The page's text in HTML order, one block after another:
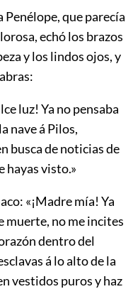
que parecía
echó los brazos
y los lindos ojos, y
luz! Ya no pensaba
nave á Pilos,
busca de noticias de
hayas visto.»
«¡Madre mía! Ya
muerte, no me incites
dentro del
á lo alto de la
vestidos puros y haz